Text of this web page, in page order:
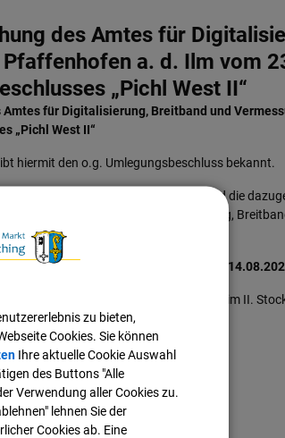
des Amtes für
a. d. Ilm vom
„Pichl West II“
Amtes für Digitalisierung, Breitband und
„Pichl West II“
hiermit den o.g. Umlegungsbeschluss bekannt.
der Umlegungsbeschluss und die
West II“ des Amtes für Digitalisierung,
13.07.2026 –
des Rathauses Manching in Gang im II.
08.00 bis 12.00 Uhr
Uhr
– 18:00 Uhr.
zu bieten,
Cookies. Sie können
Ihre aktuelle Cookie Auswahl
des Buttons "Alle
Verwendung aller Cookies zu.
lehnen Sie der
Cookies ab. Eine